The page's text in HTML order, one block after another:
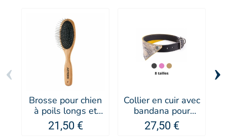
Brosse pour chien
à poils longs et
fins picots
supersoft Nova -
21,50 €
Collier en cuir avec
bandana pour
chien Malibu -
MARTIN SELLIER
27,50 €
‹ ›